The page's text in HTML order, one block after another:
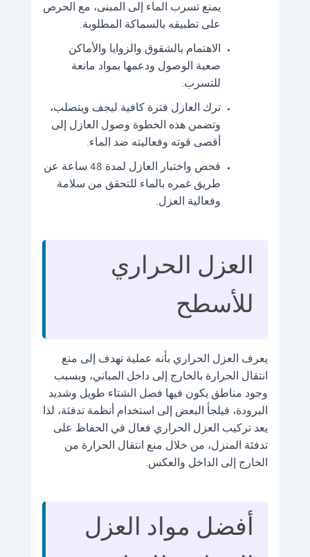
يمنع تسرب الماء إلى المبنى، مع الحرص
على تطبيقه بالسماكة المطلوبة.
الاهتمام بالشقوق والزوايا والأماكن
صعبة الوصول ودعمها بمواد مانعة
للتسرب.
ترك العازل فترة كافية ليجف ويتصلب،
وتضمن هذه الخطوة وصول العازل إلى
أقصى قوته وفعاليته ضد الماء.
فحص واختبار العازل لمدة 48 ساعة عن
طريق غمره بالماء للتحقق من سلامة
وفعالية العزل.
العزل الحراري
للأسطح
يعرف العزل الحراري بأنه عملية تهدف إلى منع
انتقال الحرارة بالخارج إلى داخل المباني، وبسبب
وجود مناطق يكون فيها فصل الشتاء طويل وشديد
البرودة، فيلجأ البعض إلى استخدام أنظمة تدفئة، لذا
يعد تركيب العزل الحراري فعال في الحفاظ على
تدفئة المنزل، من خلال منع انتقال الحرارة من
الخارج إلى الداخل والعكس.
أفضل مواد العزل